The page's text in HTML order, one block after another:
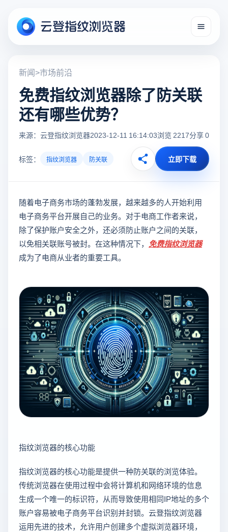
新闻>市场前沿
免费指纹浏览器除了防关联
还有哪些优势？
来源：云登指纹浏览器2023-12-11 16:14:03浏览 2217分享 0
标签： 指纹浏览器 防关联 立即下载
随着电子商务市场的蓬勃发展，越来越多的人开始利用
电子商务平台开展自己的业务。对于电商工作者来说，
除了保护账户安全之外，还必须防止账户之间的关联，
以免相关联账号被封。在这种情况下， 免费指纹浏览器
成为了电商从业者的重要工具。
指纹浏览器的核心功能
指纹浏览器的核心功能是提供一种防关联的浏览体验。
传统浏览器在使用过程中会将计算机和网络环境的信息
生成一个唯一的标识符，从而导致使用相同IP地址的多个
账户容易被电子商务平台识别并封锁。云登指纹浏览器
运用先进的技术，允许用户创建多个虚拟浏览器环境，